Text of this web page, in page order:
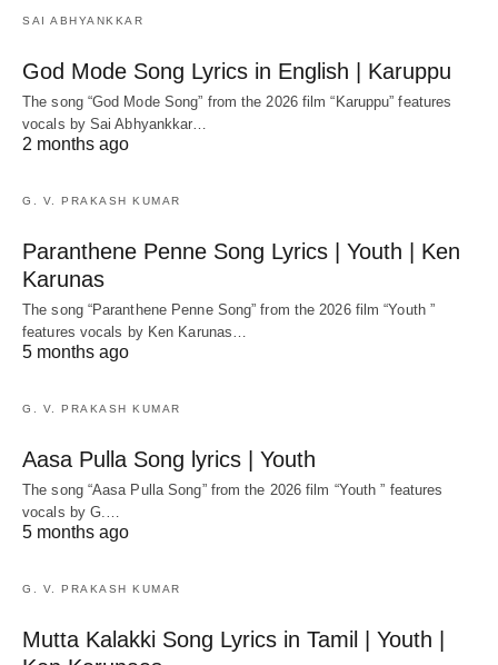
SAI ABHYANKKAR
God Mode Song Lyrics in English | Karuppu
The song “God Mode Song” from the 2026 film “Karuppu” features
vocals by Sai Abhyankkar‬…
2 months ago
G. V. PRAKASH KUMAR
Paranthene Penne Song Lyrics | Youth | Ken
Karunas
The song “Paranthene Penne Song” from the 2026 film “Youth ”
features vocals by Ken Karunas…
5 months ago
G. V. PRAKASH KUMAR
Aasa Pulla Song lyrics | Youth
The song “Aasa Pulla Song” from the 2026 film “Youth ” features
vocals by G.…
5 months ago
G. V. PRAKASH KUMAR
Mutta Kalakki Song Lyrics in Tamil | Youth |